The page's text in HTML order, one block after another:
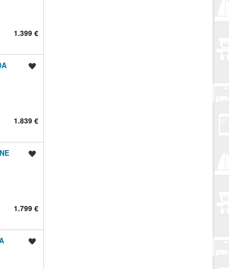
1.399 €
1.839 €
1.799 €